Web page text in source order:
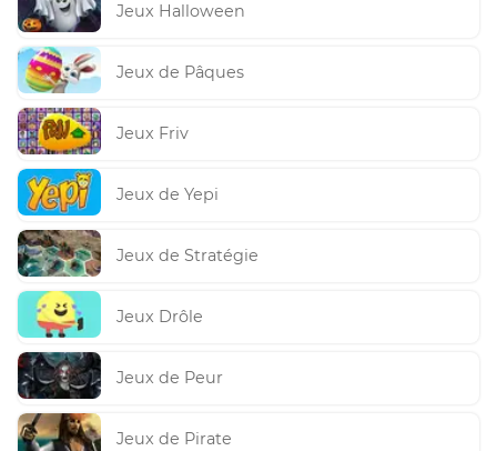
Jeux Halloween
Jeux de Pâques
Jeux Friv
Jeux de Yepi
Jeux de Stratégie
Jeux Drôle
Jeux de Peur
Jeux de Pirate